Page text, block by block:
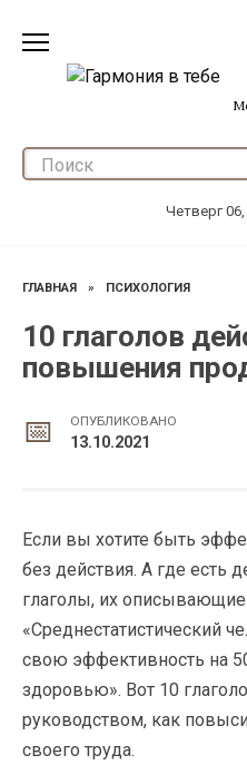
содержанию
Четверг
ГЛАВНАЯ » ПСИХОЛОГИЯ
10 глаголов
повышения
ОПУБЛИКОВАНО
13.10.2021
Если вы хотите быть
без действия. А где есть
глаголы, их
«Среднестатистический
свою эффективность на
здоровью». Вот 10
руководством, как
своего труда.